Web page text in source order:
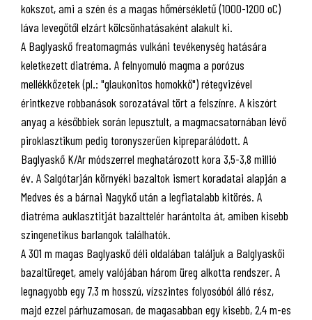
kokszot, ami a szén és a magas hőmérsékletű (1000-1200 oC)
láva levegőtől elzárt kölcsönhatásaként alakult ki.
A Baglyaskő freatomagmás vulkáni tevékenység hatására
keletkezett diatréma. A felnyomuló magma a porózus
mellékkőzetek (pl.: "glaukonitos homokkő") rétegvizével
érintkezve robbanások sorozatával tört a felszínre. A kiszórt
anyag a későbbiek során lepusztult, a magmacsatornában lévő
piroklasztikum pedig toronyszerűen kipreparálódott. A
Baglyaskő K/Ar módszerrel meghatározott kora 3,5-3,8 millió
év. A Salgótarján környéki bazaltok ismert koradatai alapján a
Medves és a bárnai Nagykő után a legfiatalabb kitörés. A
diatréma auklasztitját bazalttelér harántolta át, amiben kisebb
szingenetikus barlangok találhatók.
A 301 m magas Baglyaskő déli oldalában találjuk a Balglyaskői
bazaltüreget, amely valójában három üreg alkotta rendszer. A
legnagyobb egy 7,3 m hosszú, vízszintes folyosóból álló rész,
majd ezzel párhuzamosan, de magasabban egy kisebb, 2,4 m-es